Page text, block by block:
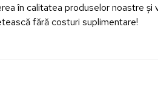
în calitatea produselor noastre
fără costuri suplimentare!